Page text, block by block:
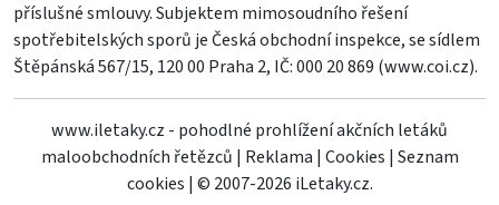
příslušné smlouvy. Subjektem mimosoudního řešení
spotřebitelských sporů je Česká obchodní inspekce, se sídlem
Štěpánská 567/15, 120 00 Praha 2, IČ: 000 20 869 (www.coi.cz).
www.iletaky.cz - pohodlné prohlížení akčních letáků
maloobchodních řetězců | Reklama | Cookies | Seznam
cookies | © 2007-2026 iLetaky.cz.